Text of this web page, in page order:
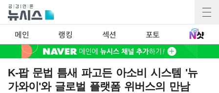
메인 랭킹 섹션 포토
K-팝 문법 틈새 파고든 아소비 시스템 '뉴
가와이'와 글로벌 플랫폼 위버스의 만남